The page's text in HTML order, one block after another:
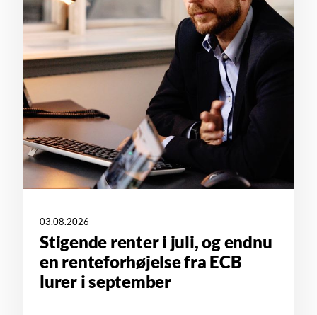
03.08.2026
Stigende renter i juli, og endnu
en renteforhøjelse fra ECB
lurer i september